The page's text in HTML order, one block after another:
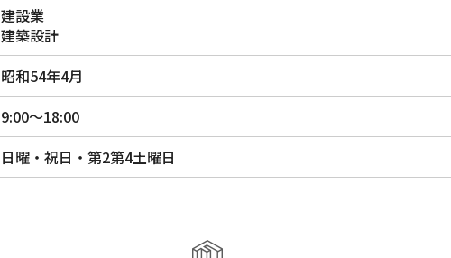
建設業
建築設計
昭和54年4月
9:00～18:00
日曜・祝日・第2第4土曜日